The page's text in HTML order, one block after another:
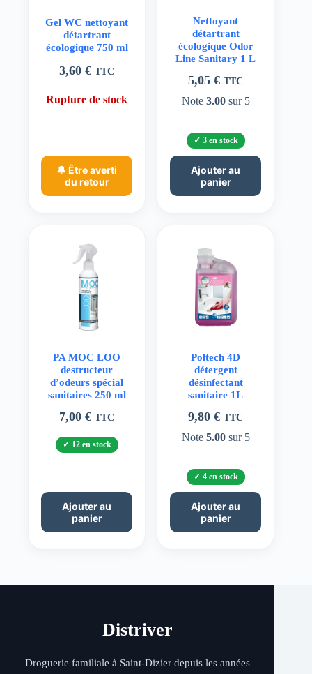
Gel WC nettoyant
détartrant
écologique 750 ml
3,60€ TTC
Rupture de stock
🔔 Être averti
du retour
Nettoyant
détartrant
écologique Odor
Line Sanitary 1 L
5,05€ TTC
Note 3.00sur 5
3 en stock
Ajouter au
panier
PA MOC LOO
destructeur
d’odeurs spécial
sanitaires 250 ml
7,00€ TTC
12 en stock
Ajouter au
panier
Poltech 4D
détergent
désinfectant
sanitaire 1L
9,80€ TTC
Note 5.00sur 5
4 en stock
Ajouter au
panier
Distriver
Droguerie familiale à Saint-Dizier depuis les années